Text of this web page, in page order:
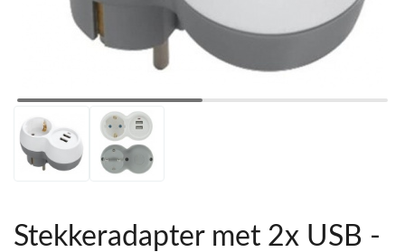
Stekkeradapter met 2x USB -